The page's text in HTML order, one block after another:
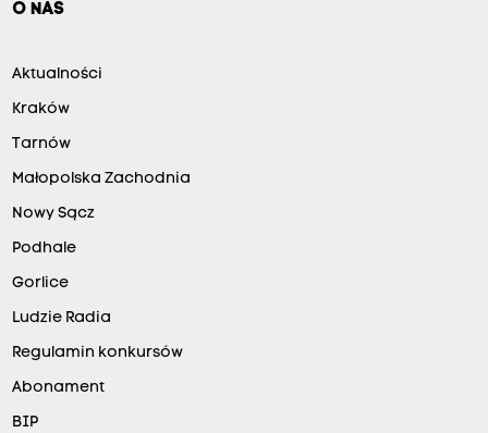
O NAS
Aktualności
Kraków
Tarnów
Małopolska Zachodnia
Nowy Sącz
Podhale
Gorlice
Ludzie Radia
Regulamin konkursów
Abonament
BIP